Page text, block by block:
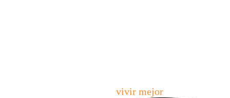
vivir mejor.